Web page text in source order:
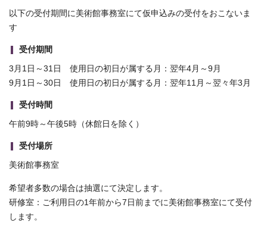
以下の受付期間に美術館事務室にて仮申込みの受付をおこないま
す
受付期間
3月1日～31日 使用日の初日が属する月：翌年4月～9月
9月1日～30日 使用日の初日が属する月：翌年11月～翌々年3月
受付時間
午前9時～午後5時（休館日を除く）
受付場所
美術館事務室
希望者多数の場合は抽選にて決定します。
研修室：ご利用日の1年前から7日前までに美術館事務室にて受付
します。